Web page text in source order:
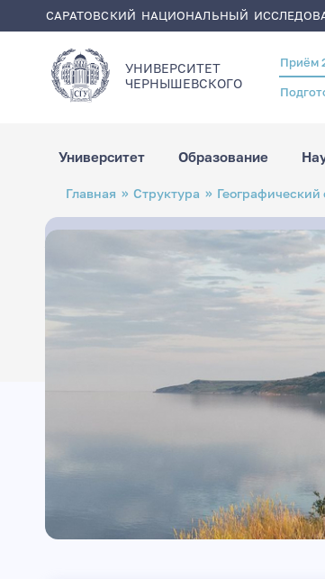
содержанию
САРАТОВСКИЙ НАЦИОНАЛЬНЫЙ
УНИВЕРСИТЕТ
ЧЕРНЫШЕВСКОГO
Header
menu
Приём
Университет Образование
Строка
навигации
Главная Структура Географический